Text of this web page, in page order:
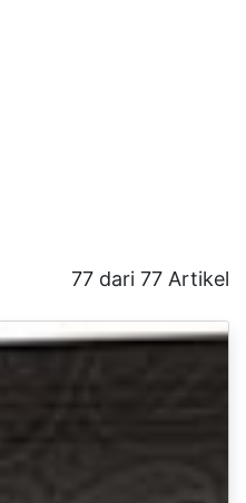
77 dari 77 Artikel